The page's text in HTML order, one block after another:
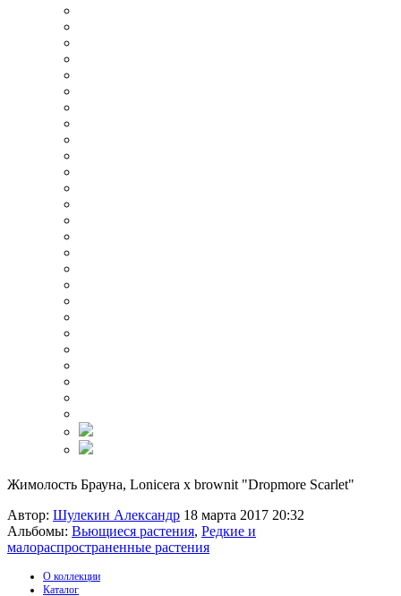
Жимолость Брауна, Lonicera x brownit "Dropmore Scarlet"
Автор: Шулекин Александр 18 марта 2017 20:32
Альбомы: Вьющиеся растения, Редкие и
малораспространенные растения
О коллекции
Каталог